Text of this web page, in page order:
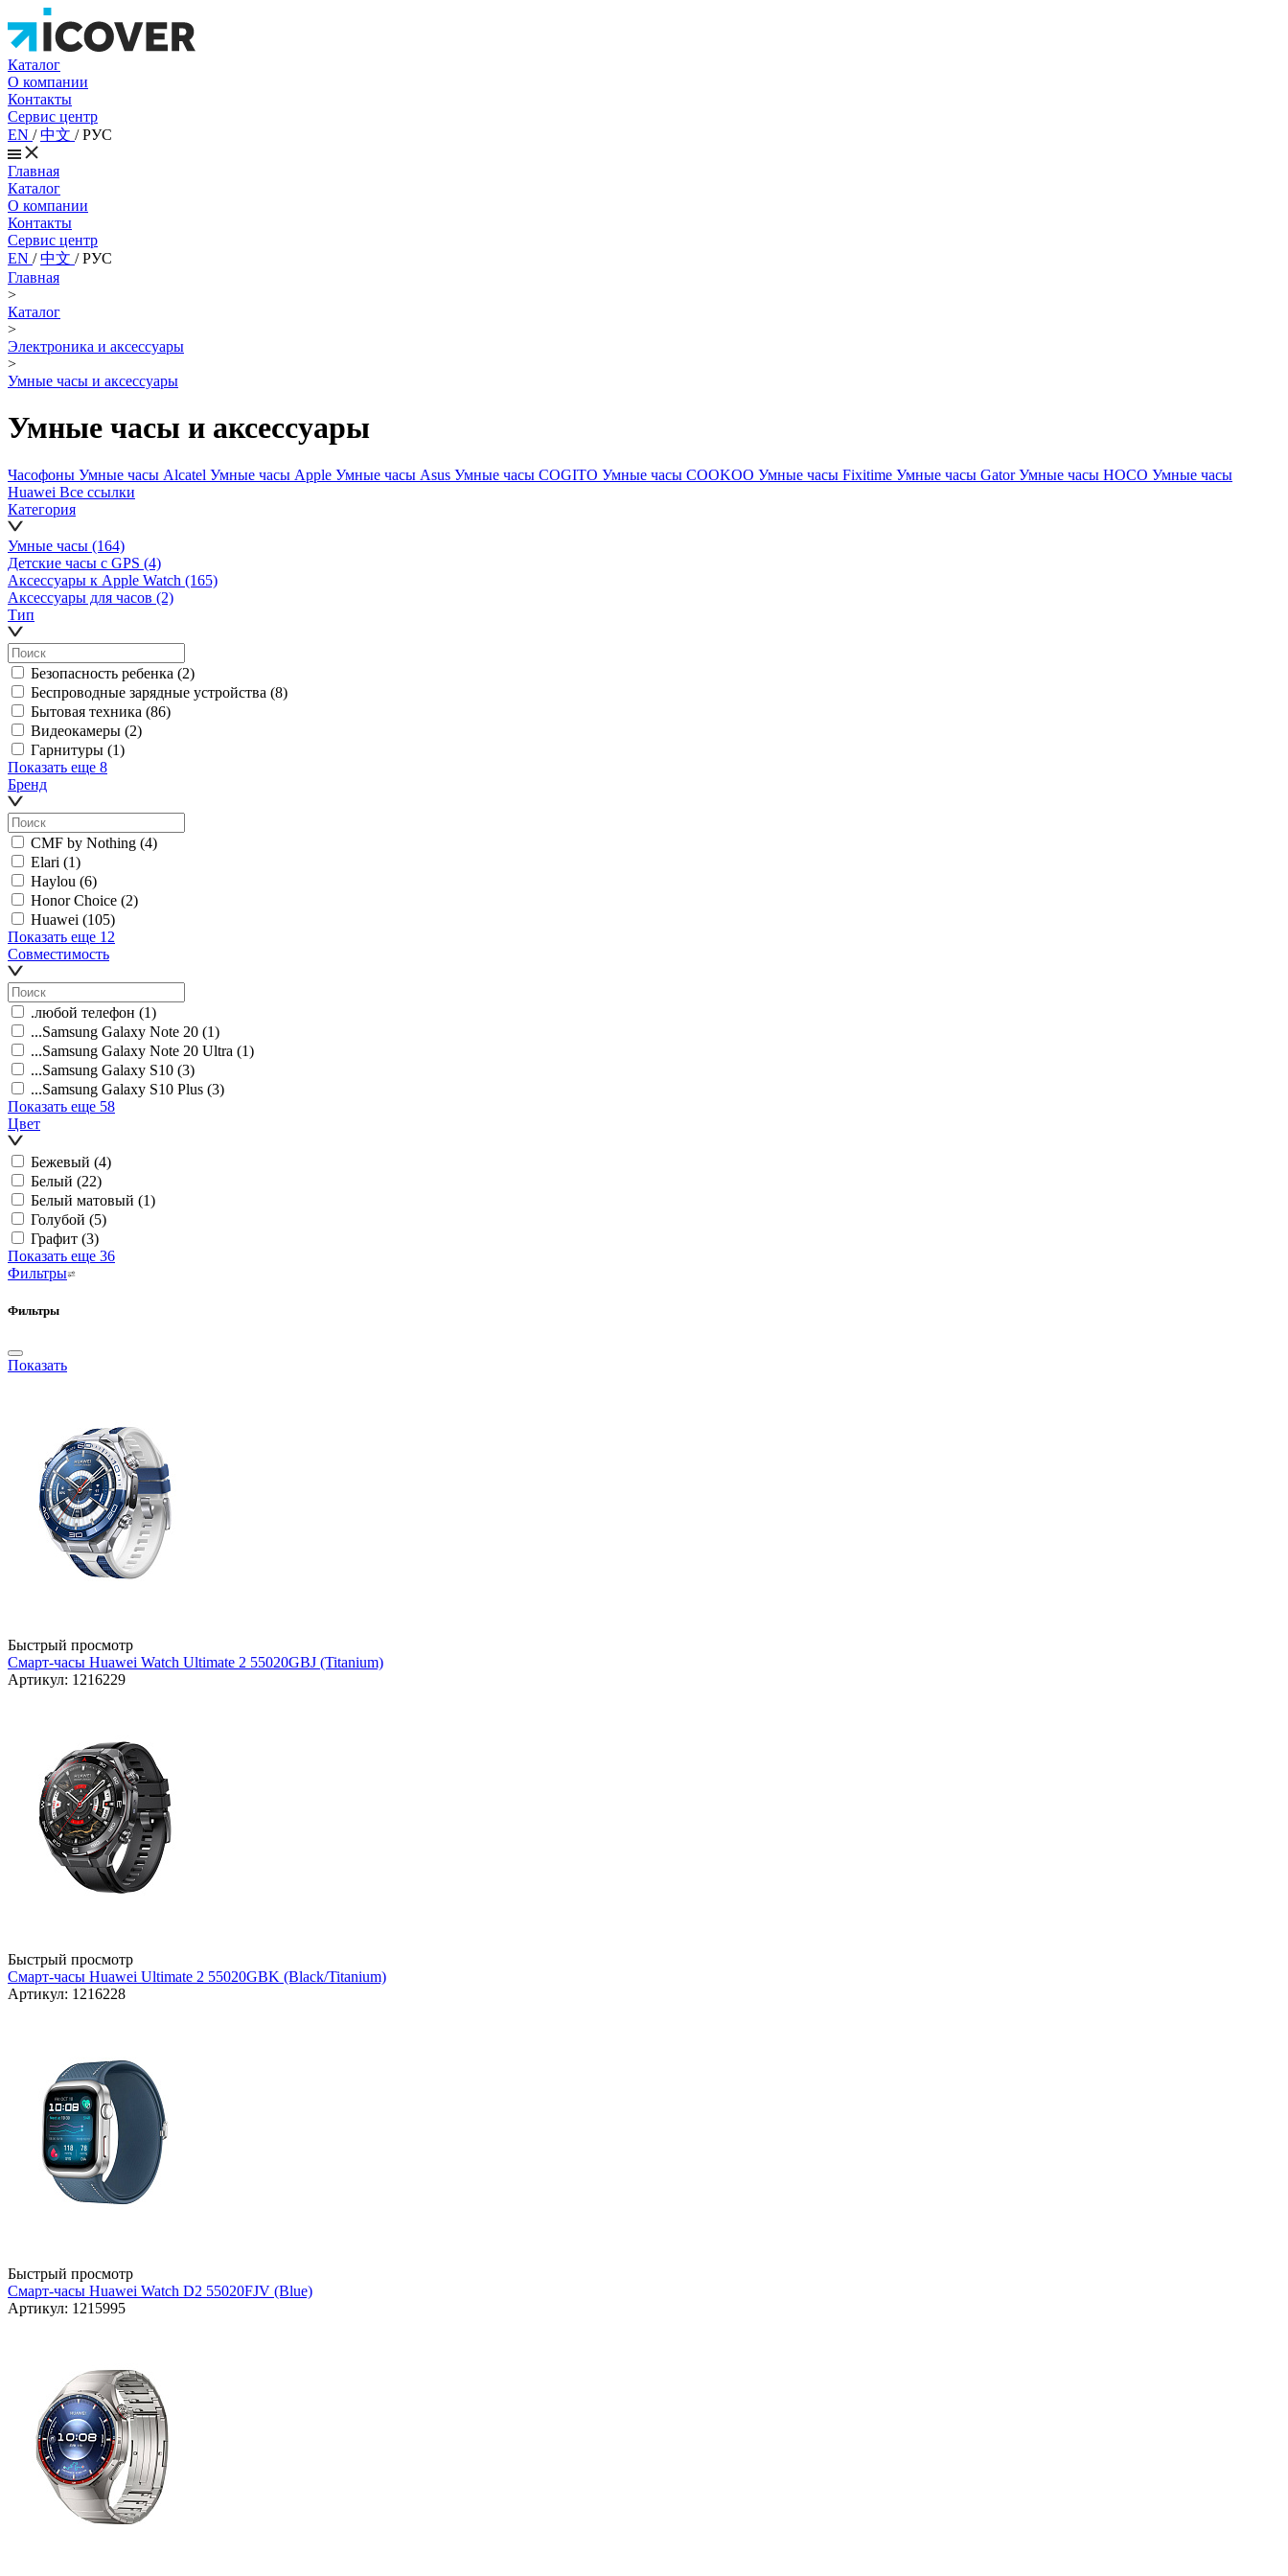
Каталог
О компании
Контакты
Сервис центр
EN /中文 /РУС
Главная
Каталог
О компании
Контакты
Сервис центр
EN /中文 /РУС
Главная
>
Каталог
>
Электроника и аксессуары
>
Умные часы и аксессуары
Умные часы и аксессуары
Часофоны Умные часы Alcatel Умные часы Apple Умные часы Asus Умные часы COGITO Умные часы COOKOO Умные часы Fixitime Умные часы GatorУмные часы HOCO Умные часы
Huawei Все ссылки
Категория
Умные часы (164)
Детские часы с GPS (4)
Аксессуары к Apple Watch (165)
Аксессуары для часов (2)
Тип
Безопасность ребенка (2)
Беспроводные зарядные устройства (8)
Бытовая техника (86)
Видеокамеры (2)
Гарнитуры (1)
Показать еще 8
Бренд
CMF by Nothing (4)
Elari (1)
Haylou (6)
Honor Choice (2)
Huawei (105)
Показать еще 12
Совместимость
.любой телефон (1)
...Samsung Galaxy Note 20 (1)
...Samsung Galaxy Note 20 Ultra (1)
...Samsung Galaxy S10 (3)
...Samsung Galaxy S10 Plus (3)
Показать еще 58
Цвет
Бежевый (4)
Белый (22)
Белый матовый (1)
Голубой (5)
Графит (3)
Показать еще 36
Фильтры
Фильтры
Показать
Быстрый просмотр
Смарт-часы Huawei Watch Ultimate 2 55020GBJ (Titanium)
Артикул: 1216229
Быстрый просмотр
Смарт-часы Huawei Ultimate 2 55020GBK (Black/Titanium)
Артикул: 1216228
Быстрый просмотр
Смарт-часы Huawei Watch D2 55020FJV (Blue)
Артикул: 1215995